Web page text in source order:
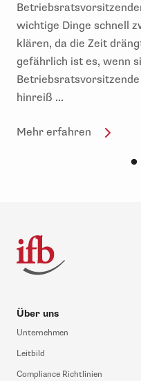
wichtige Dinge schnell
klären, da die Zeit
gefährlich ist es, wenn
hinreiß ...
Mehr erfahren
Über uns
Unternehmen
Leitbild
Compliance Richtlinien